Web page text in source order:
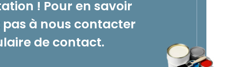
! Pour en savoir
à nous contacter
de contact.